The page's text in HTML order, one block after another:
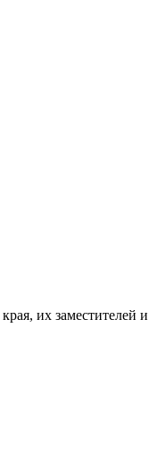
их заместителей